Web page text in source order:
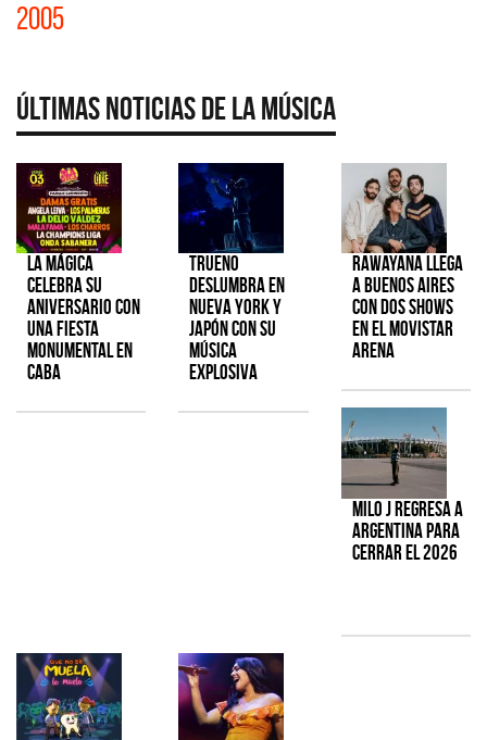
2005
Últimas Noticias de la Música
La Mágica
celebra su
aniversario con
una fiesta
monumental en
CABA
TRUENO
deslumbra en
Nueva York y
Japón con su
música
explosiva
Rawayana llega
a Buenos Aires
con dos shows
en el Movistar
Arena
Milo J regresa a
Argentina para
cerrar el 2026